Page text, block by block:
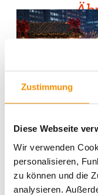
Zustimmung
Diese Webseite
Wir verwenden
personalisieren,
zu können und die
analysieren.
SANTAS
IN KÖLN